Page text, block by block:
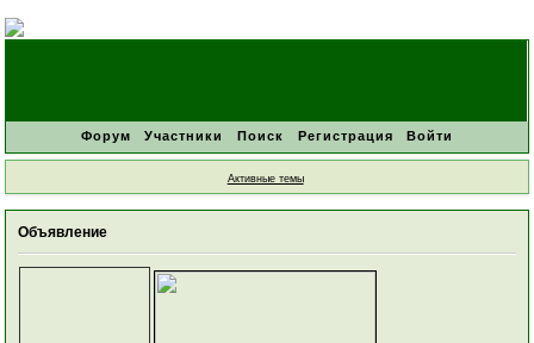
Форум Участники Поиск Регистрация Войти
Активные темы
Объявление